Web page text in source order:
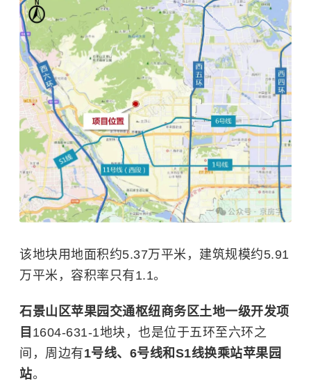
该地块用地面积约5.37万平米，建筑规模约5.91
万平米，容积率只有1.1。
石景山区苹果园交通枢纽商务区土地一级开发项
目 1604-631-1地块，也是位于五环至六环之
间，周边有1号线、6号线和S1线换乘站苹果园
站。